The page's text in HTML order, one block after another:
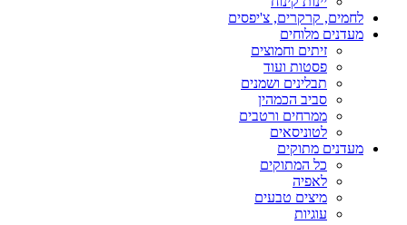
לחמים, קרקרים, צ'יפסים
מעדנים מלוחים
זיתים וחמוצים
פסטות ועוד
תבלינים ושמנים
סביב הכמהין
ממרחים ורטבים
לטוניסאים
מעדנים מתוקים
כל המתוקים
לאפיה
מיצים טבעים
עוגיות